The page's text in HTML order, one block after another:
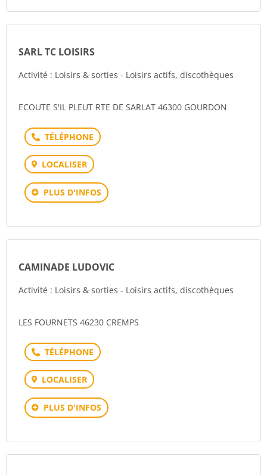
SARL TC LOISIRS
Activité : Loisirs & sorties - Loisirs actifs, discothèques
ECOUTE S'IL PLEUT RTE DE SARLAT 46300 GOURDON
Téléphone
LOCALISER
PLUS D'INFOS
CAMINADE LUDOVIC
Activité : Loisirs & sorties - Loisirs actifs, discothèques
LES FOURNETS 46230 CREMPS
Téléphone
LOCALISER
PLUS D'INFOS